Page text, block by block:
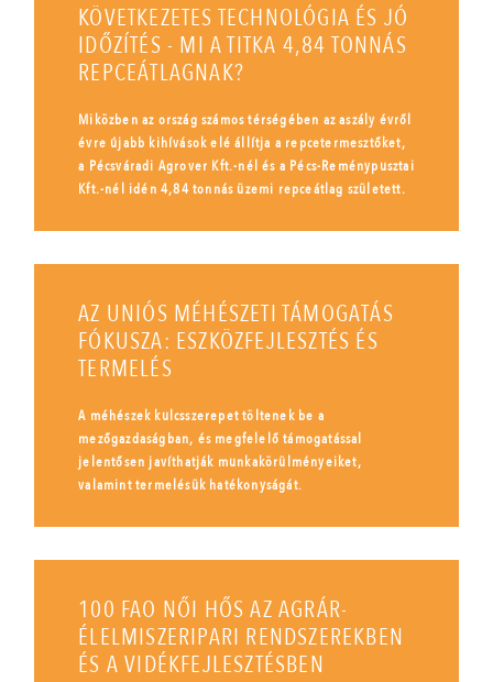
KÖVETKEZETES TECHNOLÓGIA ÉS JÓ
IDŐZÍTÉS - MI A TITKA 4,84 TONNÁS
REPCEÁTLAGNAK?
Miközben az ország számos térségében az aszály évről
évre újabb kihívások elé állítja a repcetermesztőket,
a Pécsváradi Agrover Kft.-nél és a Pécs-Reménypusztai
Kft.-nél idén 4,84 tonnás üzemi repceátlag született.
AZ UNIÓS MÉHÉSZETI TÁMOGATÁS
FÓKUSZA: ESZKÖZFEJLESZTÉS ÉS
TERMELÉS
A méhészek kulcsszerepet töltenek be a
mezőgazdaságban, és megfelelő támogatással
jelentősen javíthatják munkakörülményeiket,
valamint termelésük hatékonyságát.
100 FAO NŐI HŐS AZ AGRÁR-
ÉLELMISZERIPARI RENDSZEREKBEN
ÉS A VIDÉKFEJLESZTÉSBEN